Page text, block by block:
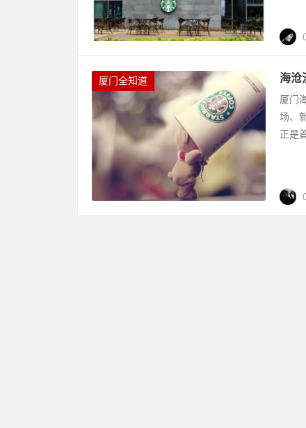
厦门全知道 海沧
厦门
场、
正是